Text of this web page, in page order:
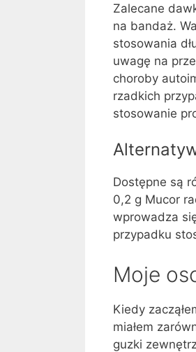
Zalecane
na bandaż.
stosowania
uwagę na
choroby
rzadkich
stosowanie
Dostępne są
0,2 g Mucor
wprowadza
przypadku
Moje
Kiedy
miałem
guzki